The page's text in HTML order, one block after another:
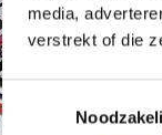
media,
verstrekt of die
Toestemmingsselectie